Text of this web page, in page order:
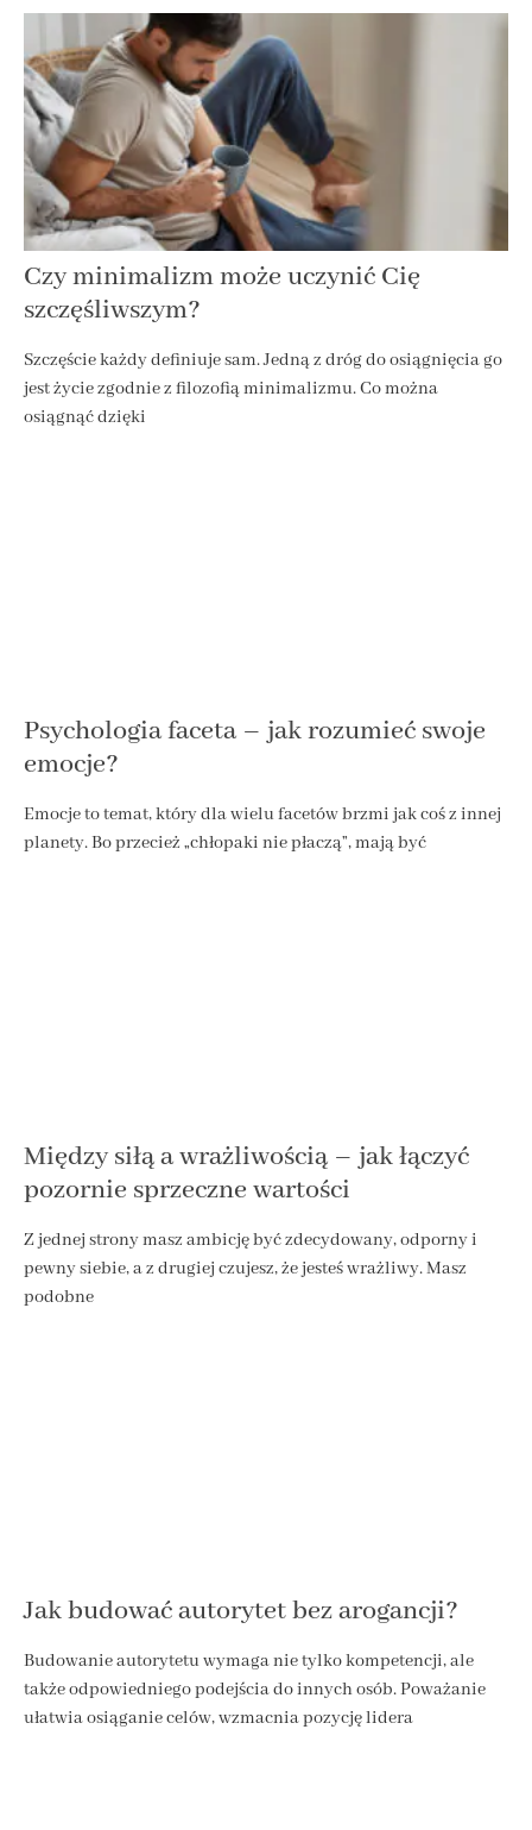
Czy minimalizm może uczynić Cię
szczęśliwszym?
Szczęście każdy definiuje sam. Jedną z dróg do osiągnięcia go
jest życie zgodnie z filozofią minimalizmu. Co można
osiągnąć dzięki
Psychologia faceta – jak rozumieć swoje
emocje?
Emocje to temat, który dla wielu facetów brzmi jak coś z innej
planety. Bo przecież „chłopaki nie płaczą”, mają być
Między siłą a wrażliwością – jak łączyć
pozornie sprzeczne wartości
Z jednej strony masz ambicję być zdecydowany, odporny i
pewny siebie, a z drugiej czujesz, że jesteś wrażliwy. Masz
podobne
Jak budować autorytet bez arogancji?
Budowanie autorytetu wymaga nie tylko kompetencji, ale
także odpowiedniego podejścia do innych osób. Poważanie
ułatwia osiąganie celów, wzmacnia pozycję lidera